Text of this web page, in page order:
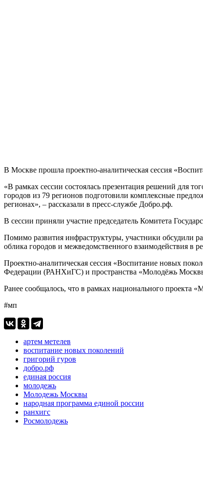
В Москве прошла проектно-аналитическая сессия
«В рамках сессии состоялась презентация решений для
городов из 79 регионов подготовили комплексные
регионах», – рассказали в пресс-службе Добро.рф.
В сессии приняли участие председатель Комитета
Помимо развития инфраструктуры, участники обсудили
облика городов и межведомственного взаимодействия в
Проектно-аналитическая сессия «Воспитание новых
Федерации (РАНХиГС) и пространства «Молодёжь
Ранее сообщалось, что в рамках национального проекта
#мп
артем метелев
воспитание новых поколений
григорий гуров
добро.рф
единая россия
молодежь
Молодежь Москвы
народная программа единой россии
ранхигс
Росмолодежь